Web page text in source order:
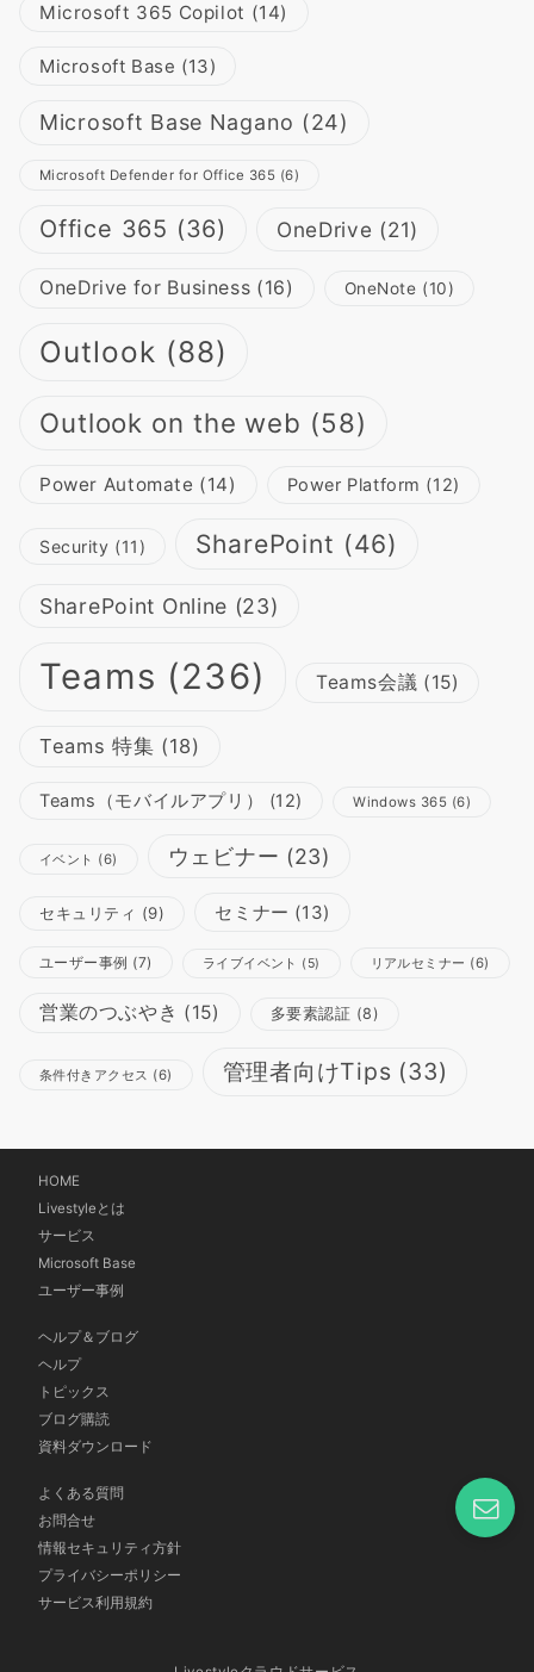
Microsoft 365 Copilot (14)
Microsoft Base (13)
Microsoft Base Nagano (24)
Microsoft Defender for Office 365 (6)
Office 365 (36) OneDrive (21)
OneDrive for Business (16) OneNote (10)
Outlook (88)
Outlook on the web (58)
Power Automate (14) Power Platform (12)
Security (11) SharePoint (46)
SharePoint Online (23)
Teams (236) Teams会議 (15)
Teams 特集 (18)
Teams（モバイルアプリ） (12) Windows 365 (6)
イベント (6) ウェビナー (23)
セキュリティ (9) セミナー (13)
ユーザー事例 (7) ライブイベント (5) リアルセミナー (6)
営業のつぶやき (15) 多要素認証 (8)
条件付きアクセス (6) 管理者向けTips (33)
HOME
Livestyleとは
サービス
Microsoft Base
ユーザー事例
ヘルプ＆ブログ
ヘルプ
トピックス
ブログ購読
資料ダウンロード
よくある質問
お問合せ
情報セキュリティ方針
プライバシーポリシー
サービス利用規約